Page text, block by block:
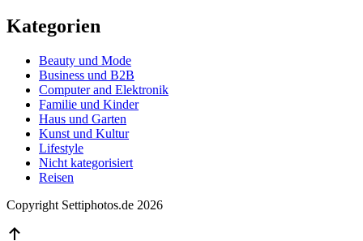
Kategorien
Beauty und Mode
Business und B2B
Computer and Elektronik
Familie und Kinder
Haus und Garten
Kunst und Kultur
Lifestyle
Nicht kategorisiert
Reisen
Copyright Settiphotos.de 2026